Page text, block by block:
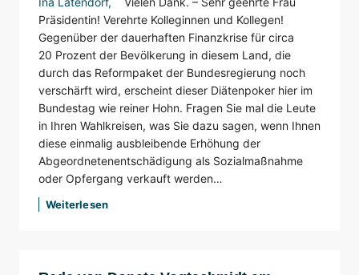
Präsidentin! Verehrte Kolleginnen und Kollegen!
Gegenüber der dauerhaften Finanzkrise für circa
20 Prozent der Bevölkerung in diesem Land, die
durch das Reformpaket der Bundesregierung noch
verschärft wird, erscheint dieser Diätenpoker hier im
Bundestag wie reiner Hohn. Fragen Sie mal die Leute
in Ihren Wahlkreisen, was Sie dazu sagen, wenn Ihnen
diese einmalig ausbleibende Erhöhung der
Abgeordnetenentschädigung als Sozialmaßnahme
oder Opfergang verkauft werden…
Weiterlesen